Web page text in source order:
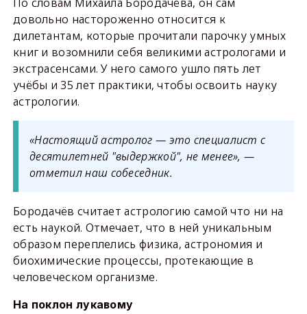
довольно настороженно относится к
дилетантам, которые прочитали парочку умных
книг и возомнили себя великими астрологами и
экстрасенсами. У него самого ушло пять лет
учёбы и 35 лет практики, чтобы освоить науку
астрологии.
«Настоящий астролог — это специалист с
десятилетней "выдержкой", не менее», —
отметил наш собеседник.
Бородачёв считает астрологию самой что ни на
есть наукой. Отмечает, что в ней уникальным
образом переплелись физика, астрономия и
биохимические процессы, протекающие в
человеческом организме.
На поклон лукавому